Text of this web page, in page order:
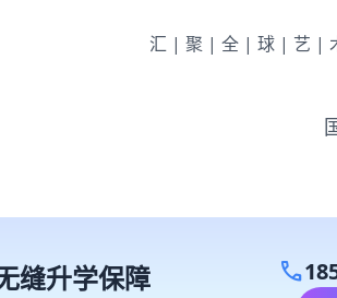
汇|聚|全|球|艺|
缝升学保障 call